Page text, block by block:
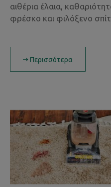
αιθέρια έλαια,
φρέσκο και φιλόξενο
Περισσότερα